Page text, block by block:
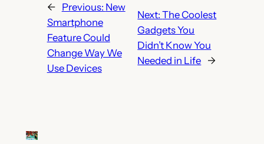
← Previous: New
Smartphone
Feature Could
Change Way We
Use Devices
Next:The Coolest
Gadgets You
Didn’t Know You
Needed in Life →